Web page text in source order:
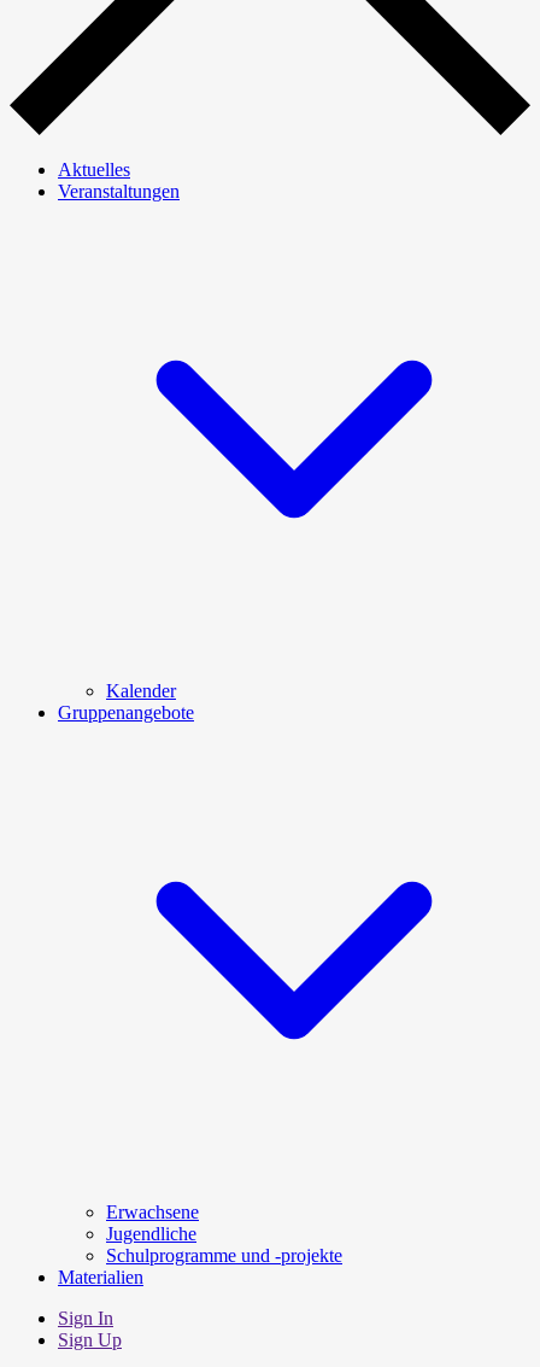
Aktuelles
Veranstaltungen
Kalender
Gruppenangebote
Erwachsene
Jugendliche
Schulprogramme und -projekte
Materialien
Sign In
Sign Up